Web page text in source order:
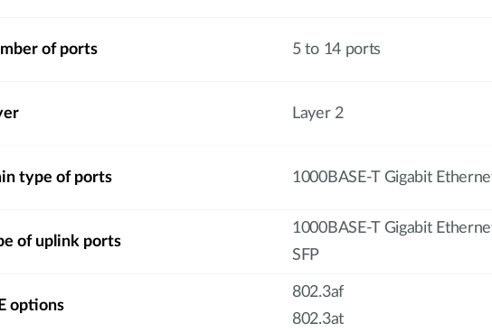
of ports 5 to 14 ports
Layer 2
type of ports 1000BASE-T Gigabit
of uplink ports
1000BASE-T Gigabit
SFP
options
802.3af
802.3at